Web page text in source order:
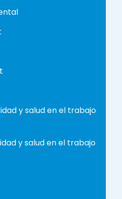
y salud en el trabajo
y salud en el trabajo